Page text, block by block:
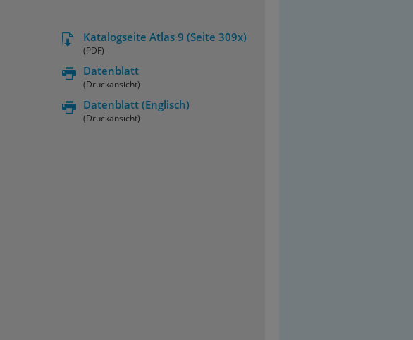
Katalogseite Atlas 9 (Seite 309x)
(PDF)
Datenblatt
(Druckansicht)
Datenblatt (Englisch)
(Druckansicht)